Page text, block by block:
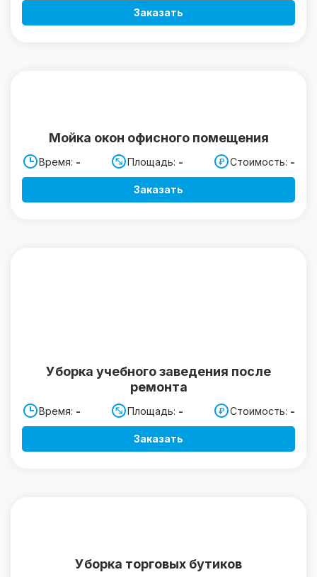
Заказать
Мойка окон офисного помещения
Время: - Площадь: - Стоимость: -
Заказать
Уборка учебного заведения после
ремонта
Время: - Площадь: - Стоимость: -
Заказать
Уборка торговых бутиков